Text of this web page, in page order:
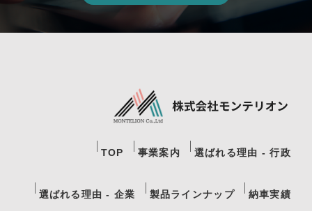
TOP 事業案内 選ばれる理由 - 行政
選ばれる理由 - 企業 製品ラインナップ 納車実績